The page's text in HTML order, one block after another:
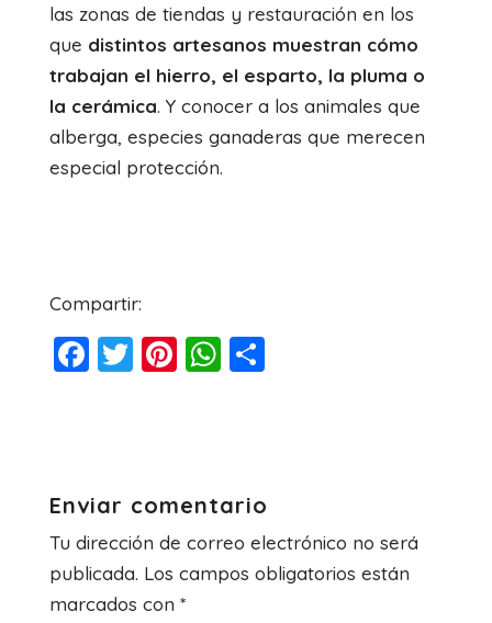
las zonas de tiendas y restauración en los
que distintos artesanos muestran cómo
trabajan el hierro, el esparto, la pluma o
la cerámica. Y conocer a los animales que
alberga, especies ganaderas que merecen
especial protección.
Compartir:
F
b
o
o
k
T Pi
st
W
A
p
p
C
ar
tir
Enviar comentario
Tu dirección de correo electrónico no será
publicada. Los campos obligatorios están
marcados con *